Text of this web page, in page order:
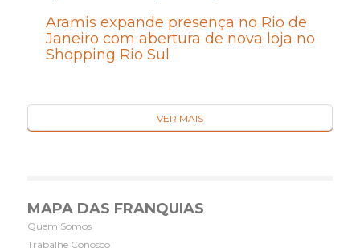
Aramis expande presença no Rio de
Janeiro com abertura de nova loja no
Shopping Rio Sul
VER MAIS
MAPA DAS FRANQUIAS
Quem Somos
Trabalhe Conosco